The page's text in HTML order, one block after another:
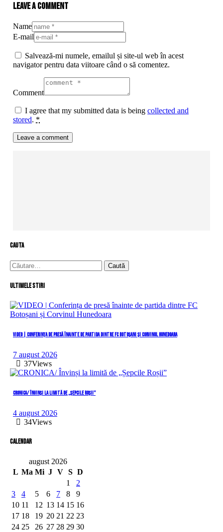
Leave a comment
Name
E-mail
Salvează-mi numele, emailul și site-ul web în acest
navigator pentru data viitoare când o să comentez.
Comment
I agree that my submitted data is being collected and
stored. *
cauta
Caută
după:
Ultimele stiri
VIDEO | Conferința de presă înainte de partida dintre FC Botoșani și Corvinul Hunedoara
7 august 2026
37Views
CRONICA/ Învinși la limită de „Șepcile Roșii”
4 august 2026
34Views
Calendar
august 2026
L Ma Mi J V S D
1
2
3
4 5 6 7 8
9
10 11 12 13 14 15 16
17 18 19 20 21 22 23
24 25 26 27 28 29 30